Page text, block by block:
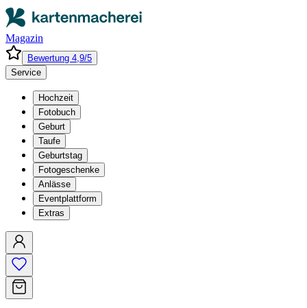
Magazin
Bewertung 4,9/5
Service
Hochzeit
Fotobuch
Geburt
Taufe
Geburtstag
Fotogeschenke
Anlässe
Eventplattform
Extras